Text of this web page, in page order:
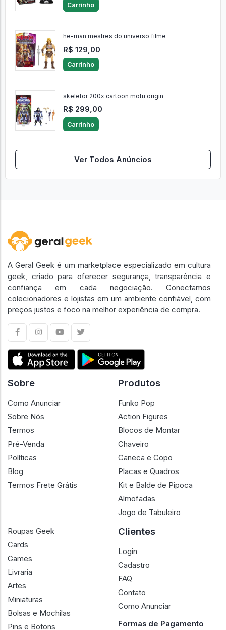
Carrinho
he-man mestres do universo filme
R$ 129,00
Carrinho
skeletor 200x cartoon motu origin
R$ 299,00
Carrinho
Ver Todos Anúncios
A Geral Geek é um marketplace especializado em cultura
geek, criado para oferecer segurança, transparência e
confiança em cada negociação. Conectamos
colecionadores e lojistas em um ambiente confiável, com
preços justos e foco na melhor experiência de compra.
Sobre
Como Anunciar
Sobre Nós
Termos
Pré-Venda
Políticas
Blog
Termos Frete Grátis
Produtos
Funko Pop
Action Figures
Blocos de Montar
Chaveiro
Caneca e Copo
Placas e Quadros
Kit e Balde de Pipoca
Almofadas
Jogo de Tabuleiro
Roupas Geek
Cards
Games
Livraria
Artes
Miniaturas
Bolsas e Mochilas
Pins e Botons
Clientes
Login
Cadastro
FAQ
Contato
Como Anunciar
Formas de Pagamento